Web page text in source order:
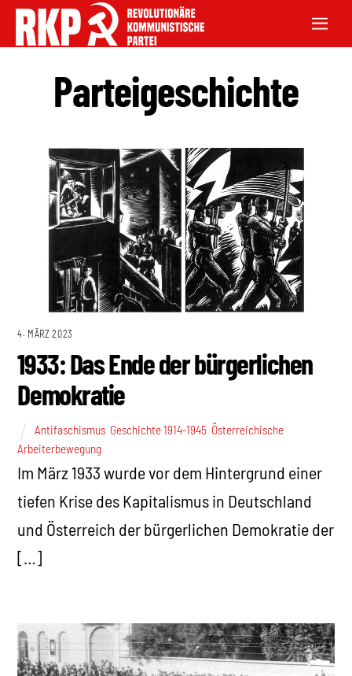
Parteigeschichte
4. MÄRZ 2023
1933: Das Ende der bürgerlichen
Demokratie
Antifaschismus Geschichte 1914-1945 Österreichische
Arbeiterbewegung
Im März 1933 wurde vor dem Hintergrund einer
tiefen Krise des Kapitalismus in Deutschland
und Österreich der bürgerlichen Demokratie der
[…]